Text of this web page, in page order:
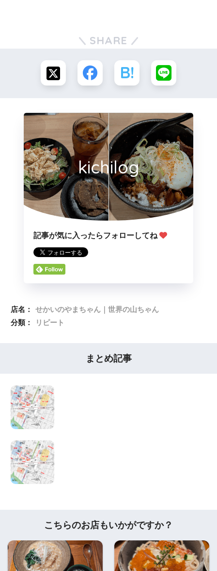
SHARE
kichilog
記事が気に入ったらフォローしてね
店名：
せかいのやまちゃん｜世界の山ちゃん
分類：
リピート
まとめ記事
こちらのお店もいかがですか？